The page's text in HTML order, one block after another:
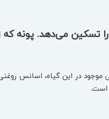
می‌دهد. پونه که
در این گیاه، اسانس
است.